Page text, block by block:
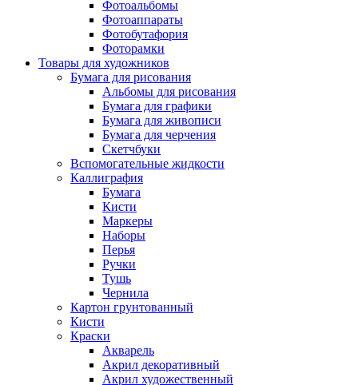
Фотоальбомы
Фотоаппараты
Фотобутафория
Фоторамки
Товары для художников
Бумага для рисования
Альбомы для рисования
Бумага для графики
Бумага для живописи
Бумага для черчения
Скетчбуки
Вспомогательные жидкости
Каллиграфия
Бумага
Кисти
Маркеры
Наборы
Перья
Ручки
Тушь
Чернила
Картон грунтованный
Кисти
Краски
Акварель
Акрил декоративный
Акрил художественный